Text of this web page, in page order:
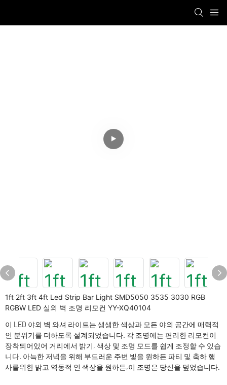
1ft 2ft 3ft 4ft Led Strip Bar Light SMD5050 3535 3030 RGB
RGBW LED 실외 벽 조명 리모컨 YY-XQ40104
이 LED 야외 벽 와셔 라이트는 생생한 색상과 모든 야외 공간에 매력적
인 분위기를 더하도록 설계되었습니다. 각 조명에는 편리한 리모컨이
장착되어있어 거리에서 밝기, 색상 및 조명 모드를 쉽게 조정할 수 있습
니다. 아늑한 저녁을 위해 부드러운 주변 빛을 원하든 파티 및 축하 행
사를위한 밝고 역동적 인 색상을 원하든,이 조명은 당신을 덮었습니다.